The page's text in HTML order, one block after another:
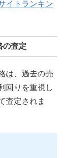
イトランキン
の査定
は、過去の売
回りを重視し
査定されま